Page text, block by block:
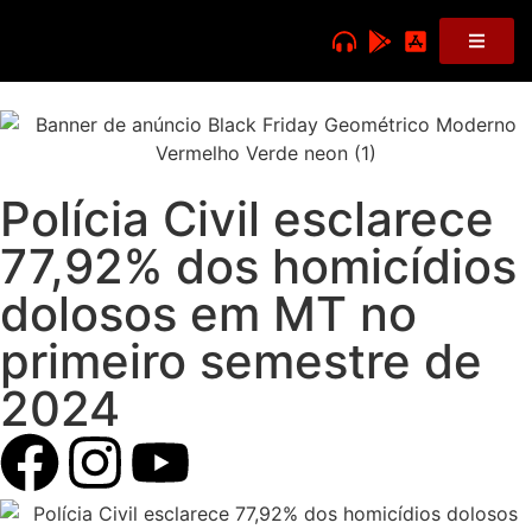
Polícia Civil esclarece
77,92% dos homicídios
dolosos em MT no
primeiro semestre de
2024